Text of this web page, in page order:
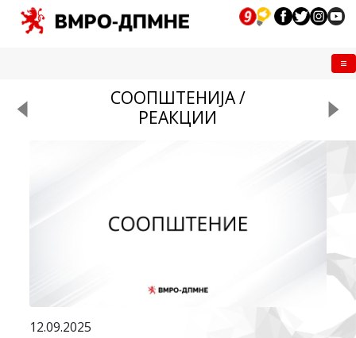
СООПШТЕНИЈА /
РЕАКЦИИ
12.09.2025